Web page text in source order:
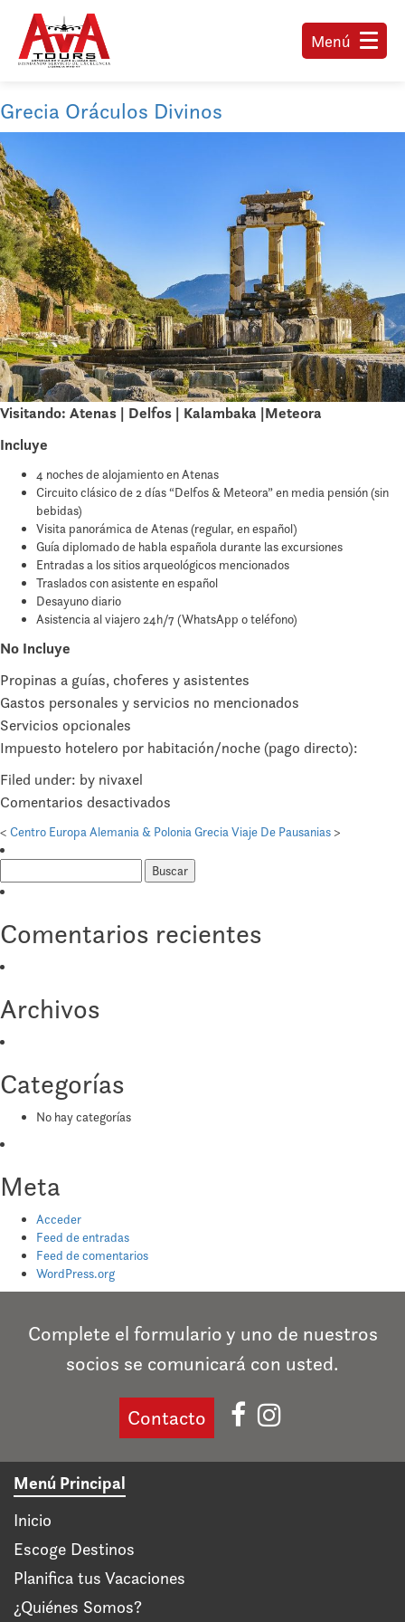
Menú
Grecia Oráculos Divinos
Visitando: Atenas | Delfos | Kalambaka |Meteora
Incluye
4 noches de alojamiento en Atenas
Circuito clásico de 2 días “Delfos & Meteora” en media pensión (sin
bebidas)
Visita panorámica de Atenas (regular, en español)
Guía diplomado de habla española durante las excursiones
Entradas a los sitios arqueológicos mencionados
Traslados con asistente en español
Desayuno diario
Asistencia al viajero 24h/7 (WhatsApp o teléfono)
No Incluye
Propinas a guías, choferes y asistentes
Gastos personales y servicios no mencionados
Servicios opcionales
Impuesto hotelero por habitación/noche (pago directo):
Filed under: by nivaxel
Comentarios desactivados
Grecia
Divinos
< Centro Europa Alemania & PoloniaGrecia Viaje De Pausanias >
Comentarios recientes
Archivos
Categorías
No hay categorías
Meta
Acceder
Feed de entradas
Feed de comentarios
WordPress.org
Complete el formulario y uno de nuestros
socios se comunicará con usted.
Contacto
Menú Principal
Inicio
Escoge Destinos
Planifica tus Vacaciones
¿Quiénes Somos?